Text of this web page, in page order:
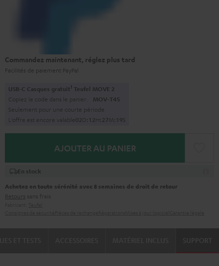
Commandez maintenant, réglez plus tard
Facilités de paiement PayPal
USB-C Casques gratuit1 Teufel MOVE 2
Copiez le code dans le panier. MOV-T4S
Seulement pour une courte période
L’offre est encore valable02D:1 2H: 27M:18S
AJOUTER AU PANIER
En stock
Achetez en toute sérénité avec 8 semaines de droit de retour
Retours sans frais
SUPPORT